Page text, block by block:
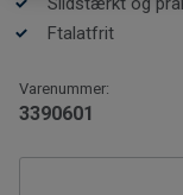
og nem
Takket være den
Ftalatfrit
Varenummer:
3390601